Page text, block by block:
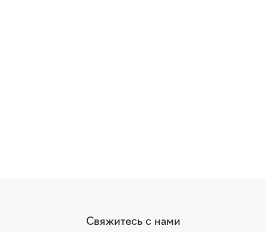
Свяжитесь с нами